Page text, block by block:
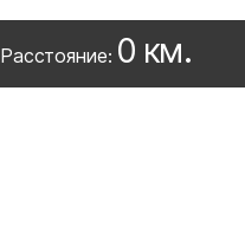
Расстояние: 0 км.